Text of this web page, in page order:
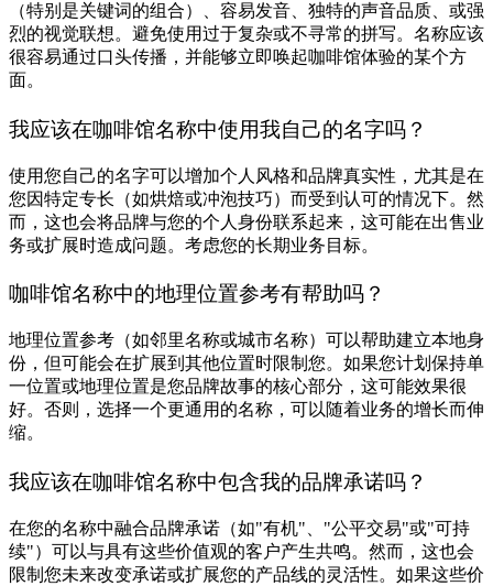
（特别是关键词的组合）、容易发音、独特的声音品质、或强
烈的视觉联想。避免使用过于复杂或不寻常的拼写。名称应该
很容易通过口头传播，并能够立即唤起咖啡馆体验的某个方
面。
我应该在咖啡馆名称中使用我自己的名字吗？
使用您自己的名字可以增加个人风格和品牌真实性，尤其是在
您因特定专长（如烘焙或冲泡技巧）而受到认可的情况下。然
而，这也会将品牌与您的个人身份联系起来，这可能在出售业
务或扩展时造成问题。考虑您的长期业务目标。
咖啡馆名称中的地理位置参考有帮助吗？
地理位置参考（如邻里名称或城市名称）可以帮助建立本地身
份，但可能会在扩展到其他位置时限制您。如果您计划保持单
一位置或地理位置是您品牌故事的核心部分，这可能效果很
好。否则，选择一个更通用的名称，可以随着业务的增长而伸
缩。
我应该在咖啡馆名称中包含我的品牌承诺吗？
在您的名称中融合品牌承诺（如"有机"、"公平交易"或"可持
续"）可以与具有这些价值观的客户产生共鸣。然而，这也会
限制您未来改变承诺或扩展您的产品线的灵活性。如果这些价